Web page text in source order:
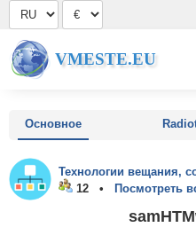
VMESTE.EU
Основное
Технологии вещания,
12 •
Посмотреть